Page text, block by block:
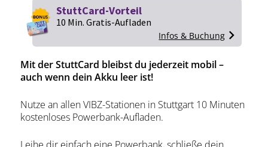
Das könnte Sie interessieren
Stadtführungen
Tickets
Erlebnisse
Essen & Trinken
Kultur
Feste & Highlights
Mit der StuttCard bleibst du jederzeit mobil –
auch wenn dein Akku leer ist!
Nutze an allen VIBZ-Stationen in Stuttgart 10 Minuten
kostenloses Powerbank-Aufladen.
StuttCard-Vorteil
10 Min. Gratis-Aufladen
Infos & Buchung